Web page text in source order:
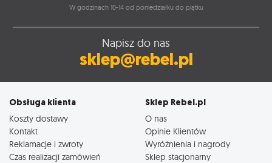
W godzinach 10-14 od poniedziałku do piątku
Napisz do nas
sklep@rebel.pl
Obsługa klienta
Koszty dostawy
Kontakt
Reklamacje i zwroty
Czas realizacji zamówień
Sklep Rebel.pl
O nas
Opinie Klientów
Wyróżnienia i nagrody
Sklep stacjonarny